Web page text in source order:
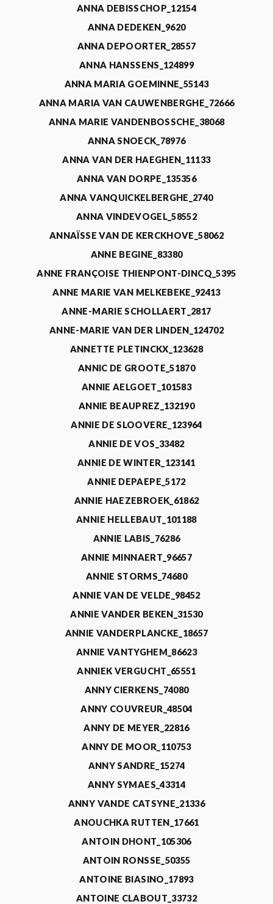
ANNA DEBISSCHOP_12154
ANNA DEDEKEN_9620
ANNA DEPOORTER_28557
ANNA HANSSENS_124899
ANNA MARIA GOEMINNE_55143
ANNA MARIA VAN CAUWENBERGHE_72666
ANNA MARIE VANDENBOSSCHE_38068
ANNA SNOECK_78976
ANNA VAN DER HAEGHEN_11133
ANNA VAN DORPE_135356
ANNA VANQUICKELBERGHE_2740
ANNA VINDEVOGEL_58552
ANNAÏSSE VAN DE KERCKHOVE_58062
ANNE BEGINE_83380
ANNE FRANÇOISE THIENPONT-DINCQ_5395
ANNE MARIE VAN MELKEBEKE_92413
ANNE-MARIE SCHOLLAERT_2817
ANNE-MARIE VAN DER LINDEN_124702
ANNETTE PLETINCKX_123628
ANNIC DE GROOTE_51870
ANNIE AELGOET_101583
ANNIE BEAUPREZ_132190
ANNIE DE SLOOVERE_123964
ANNIE DE VOS_33482
ANNIE DE WINTER_123141
ANNIE DEPAEPE_5172
ANNIE HAEZEBROEK_61862
ANNIE HELLEBAUT_101188
ANNIE LABIS_76286
ANNIE MINNAERT_96657
ANNIE STORMS_74680
ANNIE VAN DE VELDE_98452
ANNIE VANDER BEKEN_31530
ANNIE VANDERPLANCKE_18657
ANNIE VANTYGHEM_86623
ANNIEK VERGUCHT_65551
ANNY CIERKENS_74080
ANNY COUVREUR_48504
ANNY DE MEYER_22816
ANNY DE MOOR_110753
ANNY SANDRE_15274
ANNY SYMAES_43314
ANNY VANDE CATSYNE_21336
ANOUCHKA RUTTEN_17661
ANTOIN DHONT_105306
ANTOIN RONSSE_50355
ANTOINE BIASINO_17893
ANTOINE CLABOUT_33732